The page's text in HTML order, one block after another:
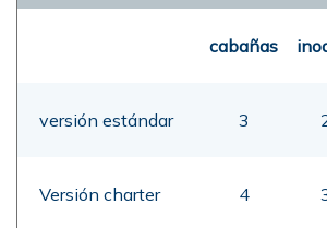
cabañas
versión estándar 3
Versión charter 4